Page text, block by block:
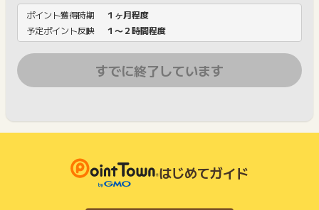
ポイント獲得時期
１ヶ月程度
予定ポイント反映
１〜２時間程度
すでに終了しています
はじめてガイド